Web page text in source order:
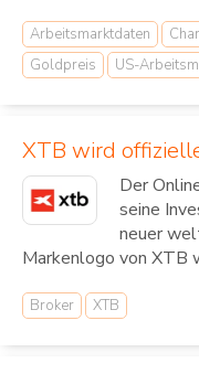
Arbeitsmarktdaten
Goldpreis
US-
XTB wird
Der
seine
neuer
Markenlogo von XTB
Broker XTB